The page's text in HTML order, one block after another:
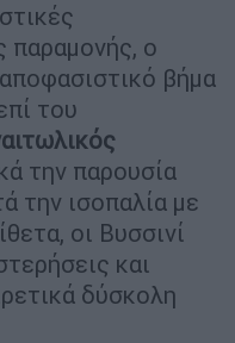
παραμονής, ο
βήμα
του
την παρουσία
την ισοπαλία με
οι Βυσσινί
και
δύσκολη